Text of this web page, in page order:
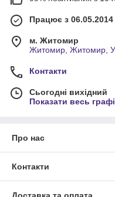
Працює з 06.05.2014
м. Житомир
Житомир, Житомир,
Контакти
Сьогодні вихідний
Показати весь
Про нас
Контакти